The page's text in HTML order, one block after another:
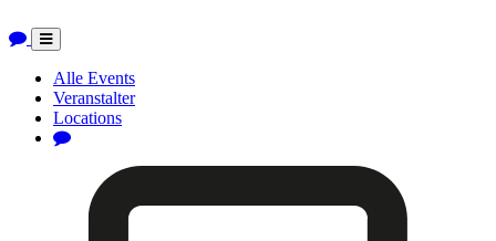
Toggle
navigation
Alle Events
Veranstalter
Locations